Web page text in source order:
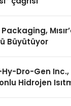
Büyütüyor
Dro-Gen Inc.,
Hidrojen